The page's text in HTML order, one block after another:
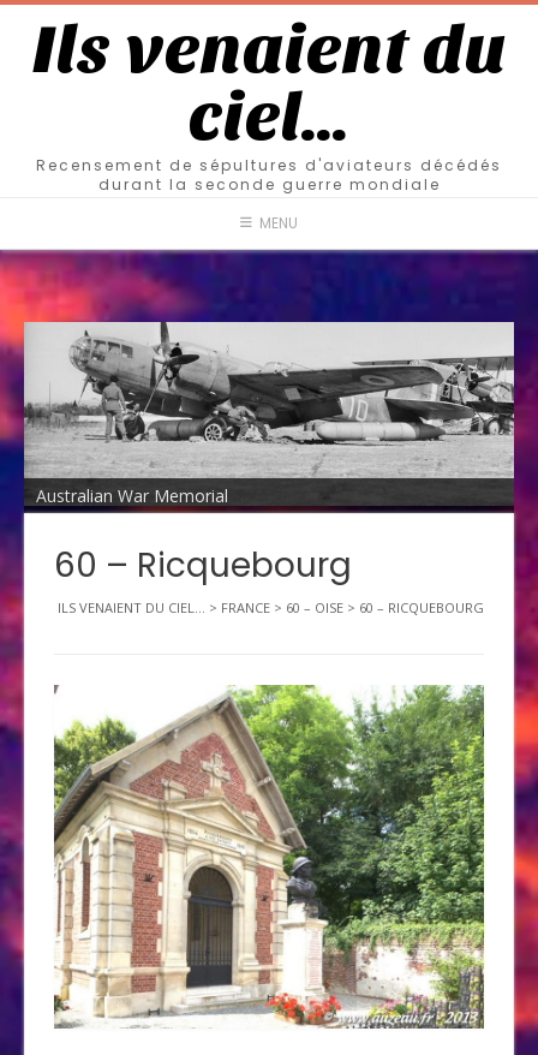
Ils venaient du
ciel…
Recensement de sépultures d'aviateurs décédés
durant la seconde guerre mondiale
MENU
Australian War Memorial
60 – Ricquebourg
ILS VENAIENT DU CIEL... > FRANCE > 60 – OISE > 60 – RICQUEBOURG